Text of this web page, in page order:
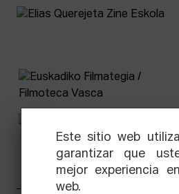
Este sitio web
garantizar que
mejor experiencia
web.